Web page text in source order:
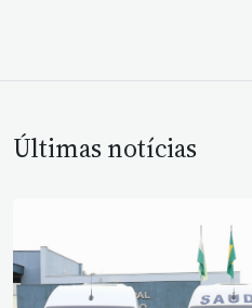
Últimas notícias